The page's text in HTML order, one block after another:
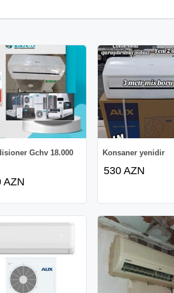
Gchv 18.000
AZN
Konsaner yenidir
530 AZN